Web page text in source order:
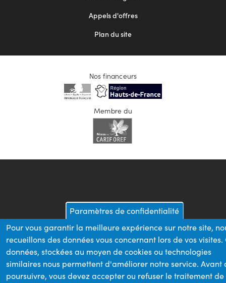
Appels d'offres
Plan du site
Nos financeurs
Membre du
Paramètres de confidentialité
Pour vous garantir la meilleure expérience sur notre site,
recueillons des données vous concernant lors de vos visites.
données, stockées au moyen de cookies ou technologies
similaires nous permettent d'améliorer notre service. Avant
poursuivre, vous devez accepter ou refuser le traitement de